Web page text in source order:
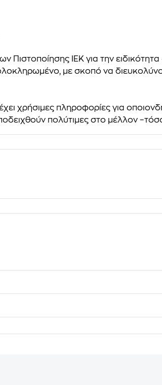
Πιστοποίησης ΙΕΚ για την
με σκοπό να
χρήσιμες πληροφορίες για
πολύτιμες στο μέλλον